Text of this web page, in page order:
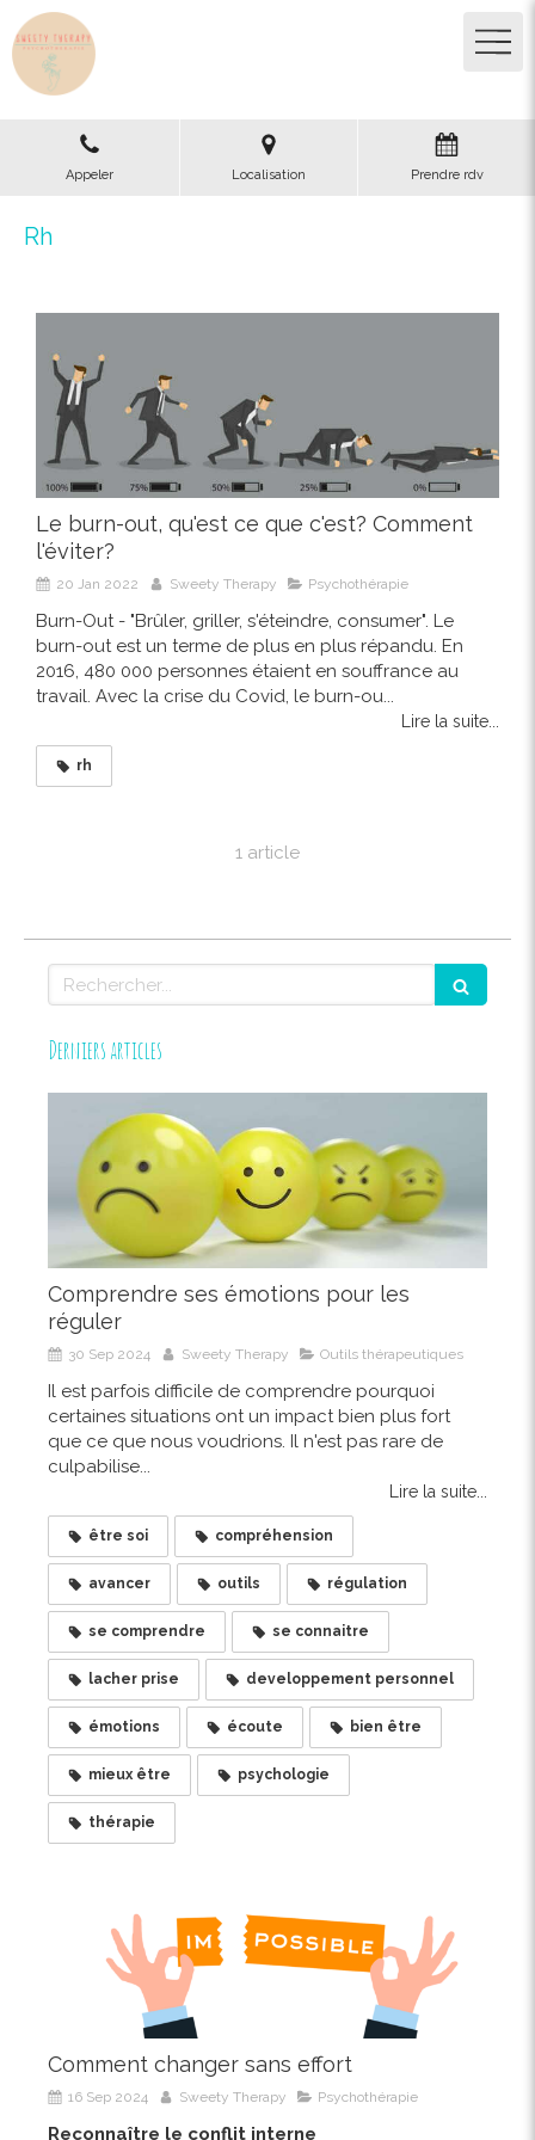
Appeler Localisation Prendre rdv
Rh
Le burn-out, qu'est ce que c'est? Comment
l'éviter?
20 Jan 2022 Sweety Therapy Psychothérapie
Burn-Out - "Brûler, griller, s'éteindre, consumer". Le
burn-out est un terme de plus en plus répandu. En
2016, 480 000 personnes étaient en souffrance au
travail. Avec la crise du Covid, le burn-ou...
Lire la suite...
rh
1 article
Rechercher
Derniers articles
Comprendre ses émotions pour les
réguler
30 Sep 2024 Sweety Therapy Outils thérapeutiques
Il est parfois difficile de comprendre pourquoi
certaines situations ont un impact bien plus fort
que ce que nous voudrions. Il n'est pas rare de
culpabilise...
Lire la suite...
être soi compréhension
avancer outils régulation
se comprendre se connaitre
lacher prise developpement personnel
émotions écoute bien être
mieux être psychologie
thérapie
Comment changer sans effort
16 Sep 2024 Sweety Therapy Psychothérapie
Reconnaître le conflit interne